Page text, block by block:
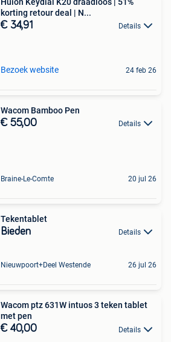
korting retour deal | N...
€ 34,91 Details
Bezoek website 24 feb 26
Wacom Bamboo Pen
€ 55,00 Details
Braine-Le-Comte 20 jul 26
Tekentablet
Bieden Details
Nieuwpoort+Deel Westende 26 jul 26
Wacom ptz 631W intuos 3 teken tablet
met pen
€ 40,00 Details